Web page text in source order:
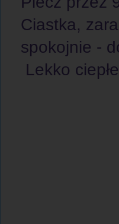
Ciastka,
spokojnie -
Lekko